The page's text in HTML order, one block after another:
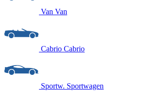
Van Van
Cabrio Cabrio
Sportw. Sportwagen